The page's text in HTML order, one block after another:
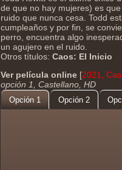
de que no hay mujeres) es
ruido que nunca cesa. Todd
cumpleaños y por fin, se
perro, encuentra algo
un agujero en el ruido.
Otros títulos: Caos: El Inicio
Ver película online [2021,
opción 1, Castellano, HD
Opción 1 Opción 2